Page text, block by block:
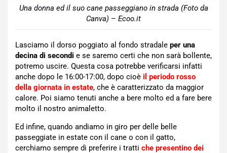
Una donna ed il suo cane passeggiano in strada (Foto da
Canva) – Ecoo.it
Lasciamo il dorso poggiato al fondo stradale per una
decina di secondi e se saremo certi che non sarà bollente,
potremo uscire. Questa cosa potrebbe verificarsi infatti
anche dopo le 16:00-17:00, dopo cioè il periodo rosso
della giornata in estate, che è caratterizzato da maggior
calore. Poi siamo tenuti anche a bere molto ed a fare bere
molto il nostro animaletto.
Ed infine, quando andiamo in giro per delle belle
passeggiate in estate con il cane o con il gatto,
cerchiamo sempre di preferire i tratti che presentino dei